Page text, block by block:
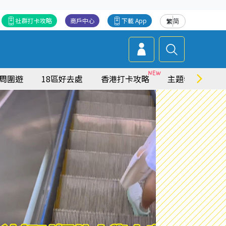
繁简
下載 App
商戶中心
社群打卡攻略
圍遊 18區好去處 香港打卡攻略 主題特集